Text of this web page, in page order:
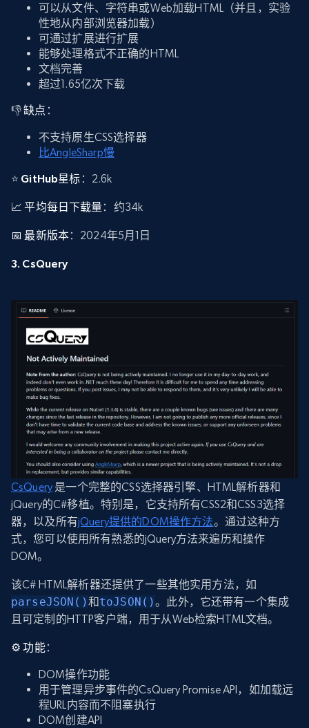
可以从文件、字符串或Web加载HTML（并且，实验
性地从内部浏览器加载）
可通过扩展进行扩展
能够处理格式不正确的HTML
文档完善
超过1.65亿次下载
👎缺点 ：
不支持原生CSS选择器
比AngleSharp慢
⭐ GitHub星标 ：2.6k
📈 平均每日下载量：约34k
📅 最新版本：2024年5月1日
3. CsQuery
CsQuery是一个完整的CSS选择器引擎、HTML解析器和
jQuery的C#移植。特别是，它支持所有CSS2和CSS3选择
器，以及所有jQuery提供的DOM操作方法。通过这种方
式，您可以使用所有熟悉的jQuery方法来遍历和操作
DOM。
该C# HTML解析器还提供了一些其他实用方法，如
parseJSON()和toJSON()。此外，它还带有一个集成
且可定制的HTTP客户端，用于从Web检索HTML文档。
⚙️ 功能：
DOM操作功能
用于管理异步事件的CsQuery Promise API，如加载远
程URL内容而不阻塞执行
DOM创建API